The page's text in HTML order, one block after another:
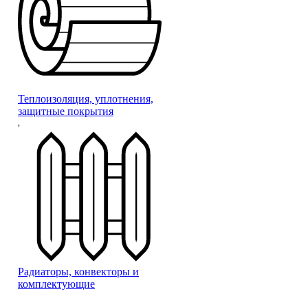
Теплоизоляция, уплотнения,
защитные покрытия
Радиаторы, конвекторы и
комплектующие